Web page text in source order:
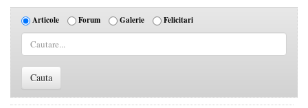
Articole Forum Galerie Felicitari